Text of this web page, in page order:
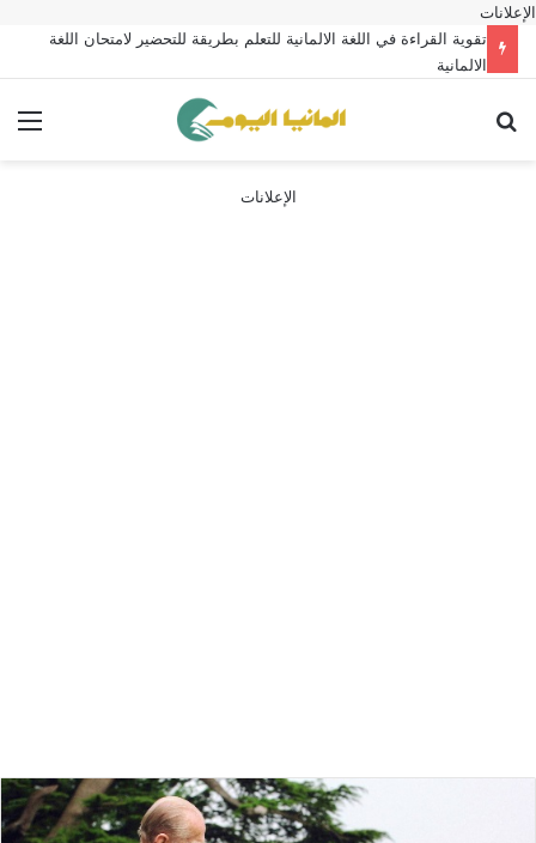
الإعلانات
تقوية القراءة في اللغة الالمانية للتعلم بطريقة للتحضير لامتحان اللغة
الالمانية
الإعلانات